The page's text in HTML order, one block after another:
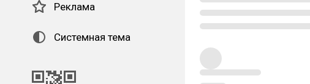
Реклама
Системная тема